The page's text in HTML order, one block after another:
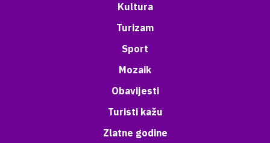
Kultura
Turizam
Sport
Mozaik
Obavijesti
Turisti kažu
Zlatne godine